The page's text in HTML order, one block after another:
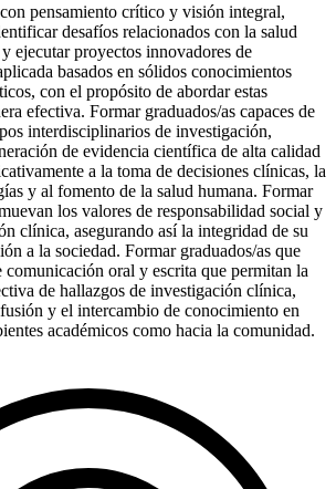
pensamiento crítico y visión integral,
desafíos relacionados con la salud
ejecutar proyectos innovadores de
basados en sólidos conocimientos
con el propósito de abordar estas
efectiva. Formar graduados/as capaces de
interdisciplinarios de investigación,
de evidencia científica de alta calidad
a la toma de decisiones clínicas, la
y al fomento de la salud humana. Formar
los valores de responsabilidad social y
clínica, asegurando así la integridad de su
a la sociedad. Formar graduados/as que
comunicación oral y escrita que permitan la
de hallazgos de investigación clínica,
y el intercambio de conocimiento en
académicos como hacia la comunidad.